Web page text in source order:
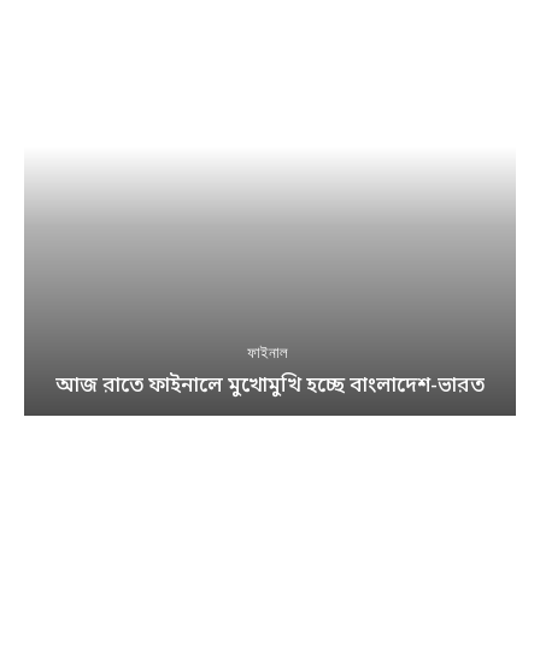
ফাইনাল
আজ রাতে ফাইনালে মুখোমুখি হচ্ছে বাংলাদেশ-ভারত